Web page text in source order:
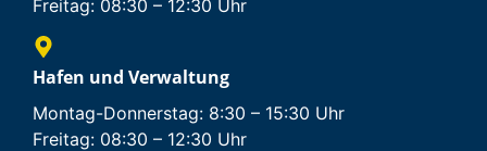
Freitag: 08:30 – 12:30 Uhr
Hafen und Verwaltung
Montag-Donnerstag: 8:30 – 15:30 Uhr
Freitag: 08:30 – 12:30 Uhr